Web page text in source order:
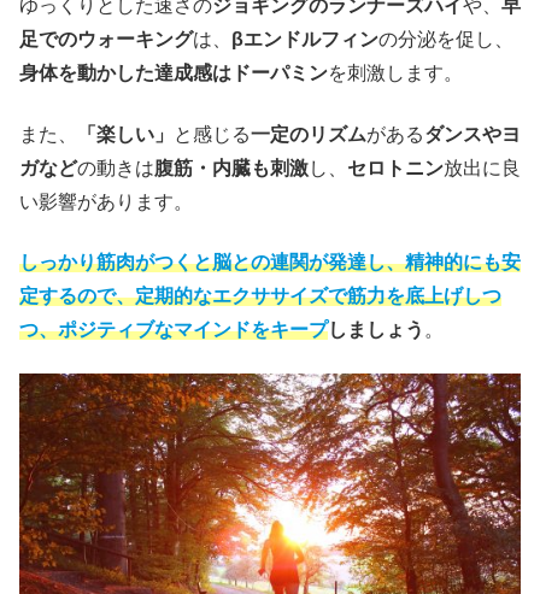
ゆっくりとした速さのジョギングのランナーズハイや、 早
足でのウォーキングは、 βエンドルフィンの分泌を促し、
身体を動かした達成感はドーパミンを刺激します。
また、 「楽しい」 と感じる一定のリズムがあるダンスやヨ
ガなどの動きは腹筋・内臓も刺激し、 セロトニン放出に良
い影響があります。
しっかり筋肉がつくと脳との連関が発達し、精神的にも安
定するので、定期的なエクササイズで筋力を底上げしつ
つ、ポジティブなマインドをキープしましょう 。